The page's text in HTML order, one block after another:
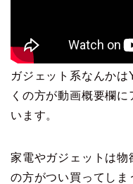
ガジェット系なんか
くの方が動画概要欄
います。
家電やガジェットは物
の方がつい買ってしま